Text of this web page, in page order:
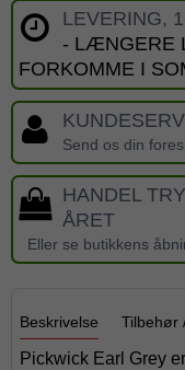
LEVERING,
- LÆNGERE
FORKOMME I
Send os din
HANDEL
ÅRET
Eller se butikkens
Beskrivelse Tilbehør
Pickwick Earl Grey